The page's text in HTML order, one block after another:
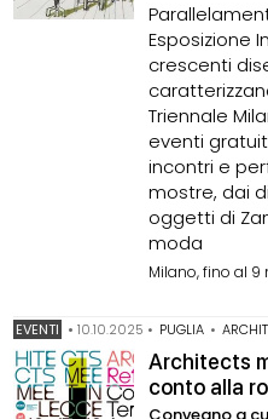
Esposizione
crescenti
Triennale
eventi
incontri e
mostre, dai
oggetti di
moda
Milano, fino al
EVENTI •10.10.2025 • PUGLIA •
Architects
conto alla